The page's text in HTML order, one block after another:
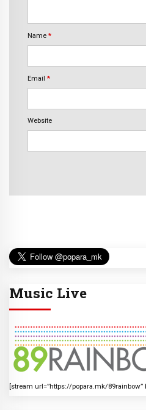
Name *
Email *
Website
Music Live
[stream url=”https://popara.mk/89rainbow”